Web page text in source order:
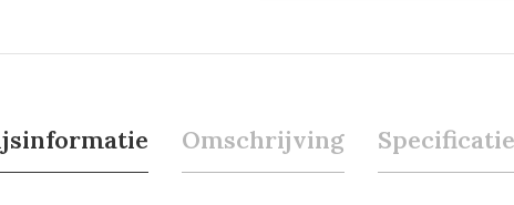
Omschrijving